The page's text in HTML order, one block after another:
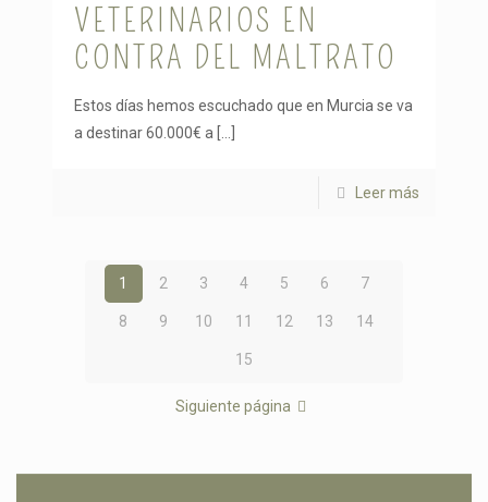
VETERINARIOS EN
CONTRA DEL MALTRATO
Estos días hemos escuchado que en Murcia se va
a destinar 60.000€ a […]
Leer más
1 2 3 4 5 6 7
8 9 10 11 12 13 14
15
Siguiente página